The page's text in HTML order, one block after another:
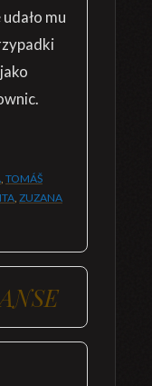
mu
, TOMÁŠ
, ZUZANA